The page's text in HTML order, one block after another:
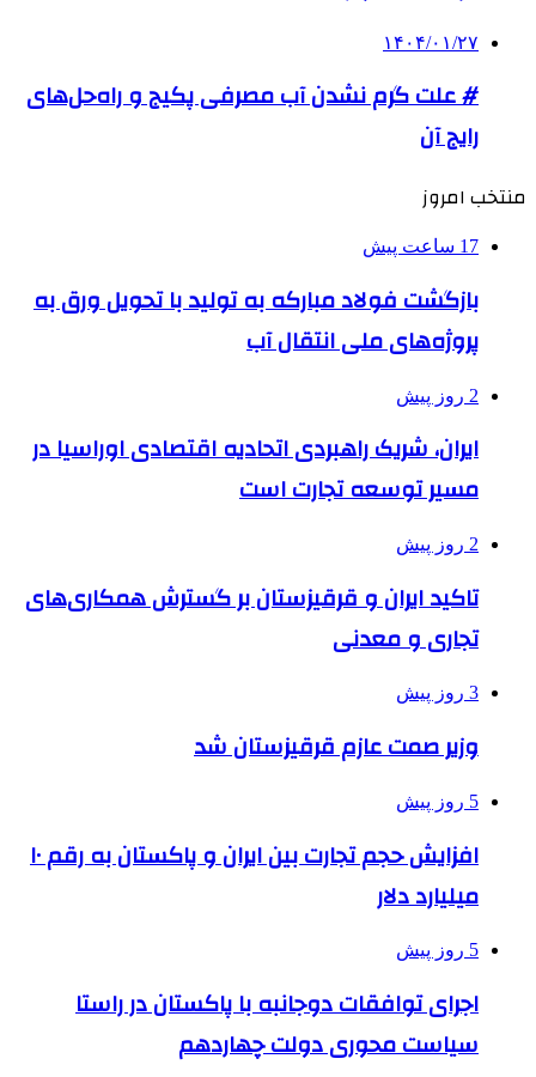
۱۴۰۴/۰۱/۲۷
# علت گرم نشدن آب مصرفی پکیج و راه‌حل‌های
رایج آن
منتخب امروز
17 ساعت پیش
بازگشت فولاد مبارکه به تولید با تحویل ورق به
پروژه‌های ملی انتقال آب
2 روز پیش
ایران، شریک راهبردی اتحادیه اقتصادی اوراسیا در
مسیر توسعه تجارت است
2 روز پیش
تاکید ایران و قرقیزستان بر گسترش همکاری‌های
تجاری و معدنی
3 روز پیش
وزیر صمت عازم قرقیزستان شد
5 روز پیش
افزایش حجم تجارت بین ایران و پاکستان به رقم ۱۰
میلیارد دلار
5 روز پیش
اجرای توافقات دوجانبه با پاکستان در راستا
سیاست محوری دولت چهاردهم